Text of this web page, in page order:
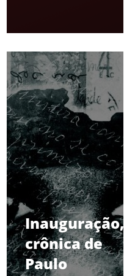
Inauguração,
crônica de
Paulo